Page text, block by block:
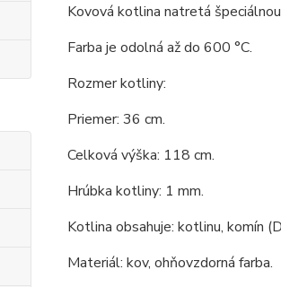
Kovová kotlina natretá
Farba je odolná až do 600 °C.
Rozmer kotliny:
Priemer: 36 cm.
Celková výška: 118 cm.
Hrúbka kotliny: 1 mm.
Kotlina obsahuje: kotlinu, komín
Materiál: kov, ohňovzdorná farba.